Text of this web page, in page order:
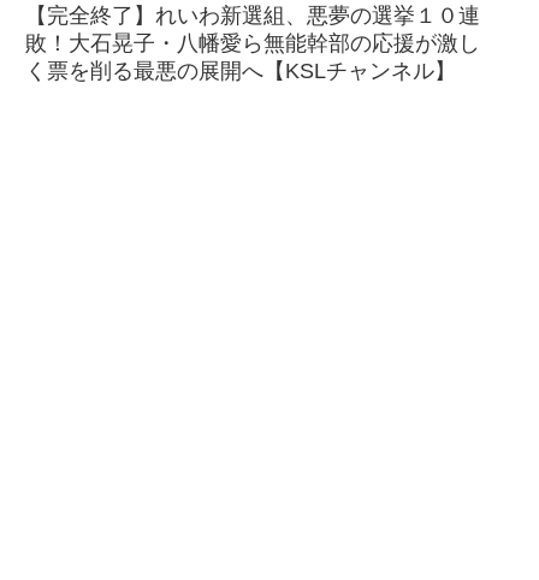
【完全終了】れいわ新選組、悪夢の選挙１０連
敗！大石晃子・八幡愛ら無能幹部の応援が激し
く票を削る最悪の展開へ【KSLチャンネル】